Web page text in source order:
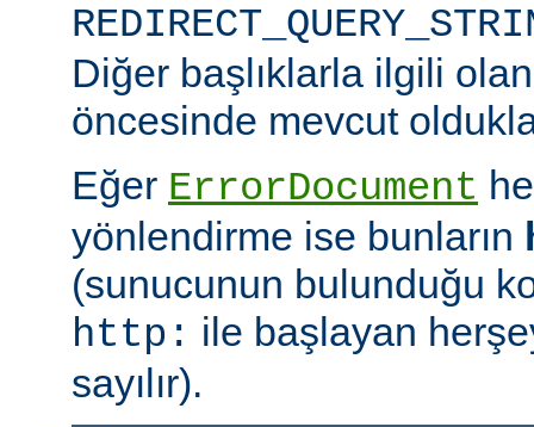
Diğer başlıklarla ilgili
öncesinde mevcut
Eğer ErrorDocument
yönlendirme ise bunların
(sunucunun bulunduğu
http: ile başlayan
sayılır).